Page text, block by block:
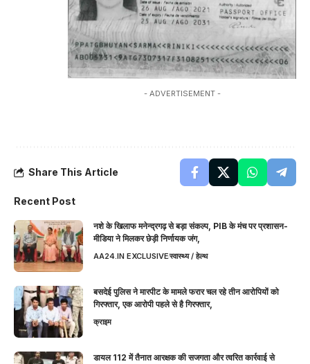
- ADVERTISEMENT -
Share This Article
Recent Post
नशे के खिलाफ मनेन्द्रगढ़ से बड़ा संकल्प, PIB के मंच पर प्रशासन-
मीडिया ने मिलकर छेड़ी निर्णायक जंग,
AA24.IN EXCLUSIVEस्वास्थ्य / हेल्थ
बसदेई पुलिस ने मारपीट के मामले फरार चल रहे तीन आरोपियों को
गिरफ्तार, एक आरोपी पहले से है गिरफ्तार,
क्राइम
डायल 112 में तैनात आरक्षक की सजगता और त्वरित कार्रवाई से